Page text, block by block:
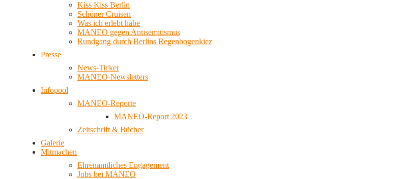
Kiss Kiss Berlin
Schöner Cruisen
Was ich erlebt habe
MANEO gegen Antisemitismus
Rundgang durch Berlins Regenbogenkiez
Presse
News-Ticker
MANEO-Newsletters
Infopool
MANEO-Reporte
MANEO-Report 2023
Zeitschrift & Bücher
Galerie
Mitmachen
Ehrenamtliches Engagement
Jobs bei MANEO